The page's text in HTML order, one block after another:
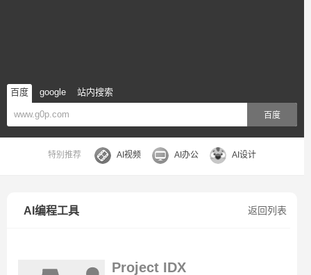
百度 google 站内搜索
百度
特别推荐 AI视频 AI办公 AI设计
返回列表
AI编程工具
Project IDX